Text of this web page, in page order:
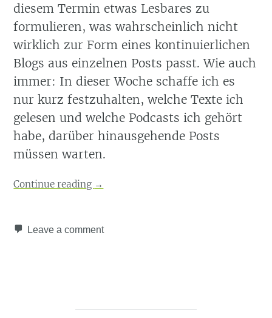
diesem Termin etwas Lesbares zu
formulieren, was wahrscheinlich nicht
wirklich zur Form eines kontinuierlichen
Blogs aus einzelnen Posts passt. Wie auch
immer: In dieser Woche schaffe ich es
nur kurz festzuhalten, welche Texte ich
gelesen und welche Podcasts ich gehört
habe, darüber hinausgehende Posts
müssen warten.
Continue reading →
Leave a comment